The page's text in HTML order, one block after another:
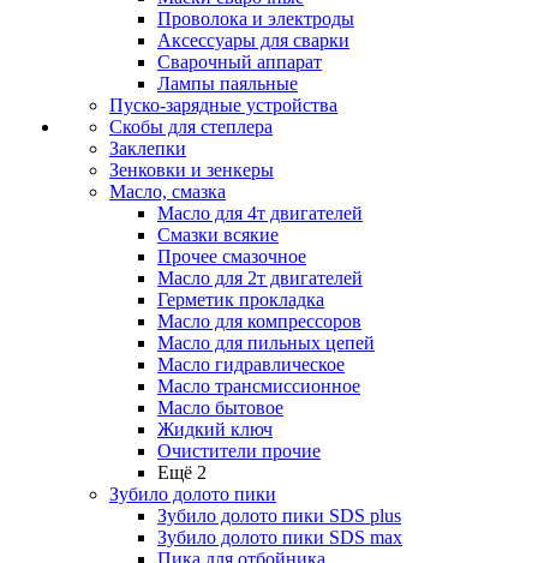
Проволока и электроды
Аксессуары для сварки
Сварочный аппарат
Лампы паяльные
Пуско-зарядные устройства
Скобы для степлера
Заклепки
Зенковки и зенкеры
Масло, смазка
Масло для 4т двигателей
Смазки всякие
Прочее смазочное
Масло для 2т двигателей
Герметик прокладка
Масло для компрессоров
Масло для пильных цепей
Масло гидравлическое
Масло трансмиссионное
Масло бытовое
Жидкий ключ
Очистители прочие
Ещё 2
Зубило долото пики
Зубило долото пики SDS plus
Зубило долото пики SDS max
Пика для отбойника